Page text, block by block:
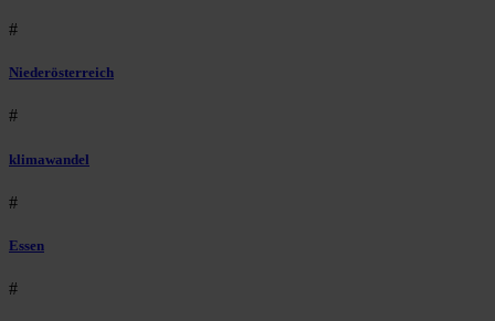
#
Niederösterreich
#
klimawandel
#
Essen
#